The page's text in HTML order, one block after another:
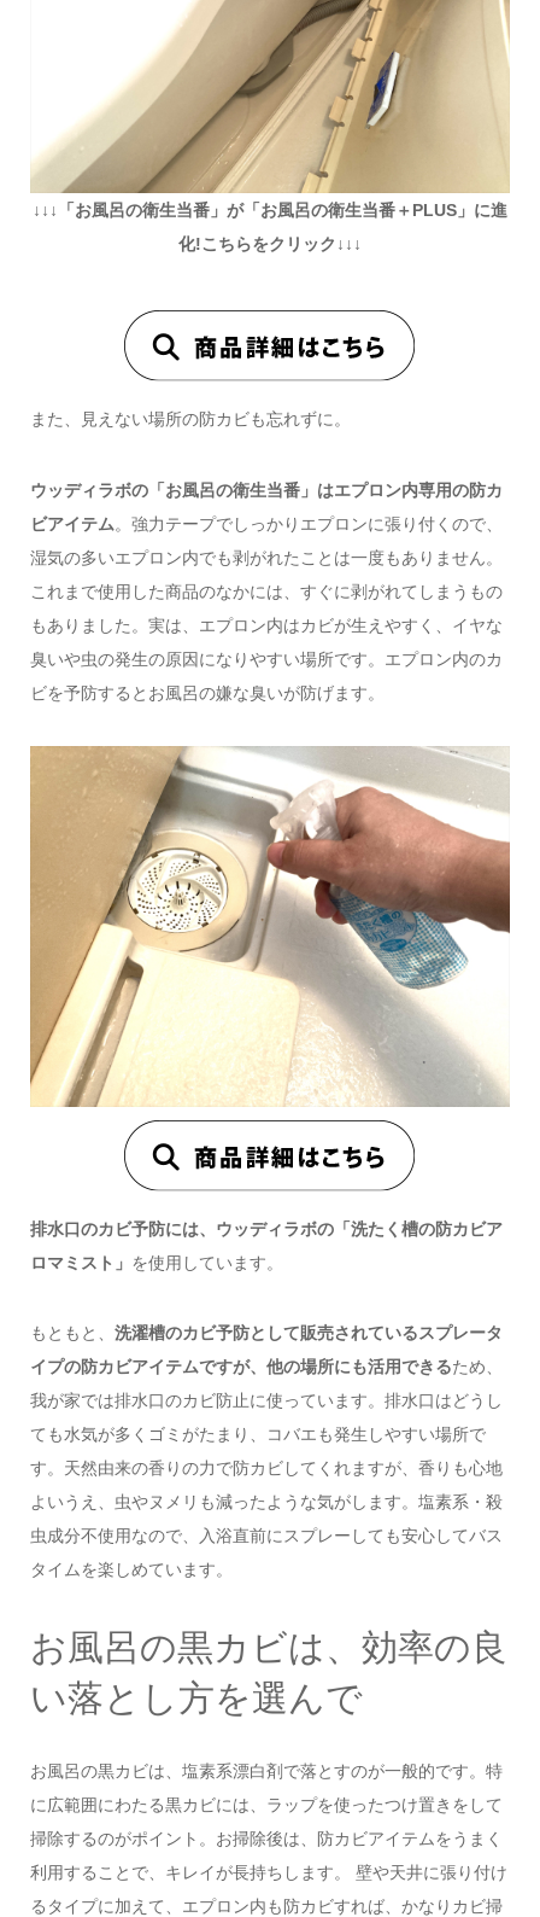
↓↓↓「お風呂の衛生当番」が「 お風呂の衛生当番＋PLUS」に進
化!こちらをクリック↓↓↓
また、見えない場所の防カビも忘れずに。
ウッディラボの「お風呂の衛生当番」はエプロン内専用の防カ
ビアイテム。強力テープでしっかりエプロンに張り付くので、
湿気の多いエプロン内でも剥がれたことは一度もありません。
これまで使用した商品のなかには、すぐに剥がれてしまうもの
もありました。実は、エプロン内はカビが生えやすく、イヤな
臭いや虫の発生の原因になりやすい場所です。エプロン内のカ
ビを予防するとお風呂の嫌な臭いが防げます。
排水口のカビ予防には、ウッディラボの「洗たく槽の防カビア
ロマミスト」 を使用しています。
もともと、 洗濯槽のカビ予防として販売されているスプレータ
イプの防カビアイテムですが、他の場所にも活用できるため、
我が家では排水口のカビ防止に使っています。排水口はどうし
ても水気が多くゴミがたまり、コバエも発生しやすい場所で
す。天然由来の香りの力で防カビしてくれますが、香りも心地
よいうえ、虫やヌメリも減ったような気がします。塩素系・殺
虫成分不使用なので、入浴直前にスプレーしても安心してバス
タイムを楽しめています。
お風呂の黒カビは、効率の良
い落とし方を選んで
お風呂の黒カビは、塩素系漂白剤で落とすのが一般的です。特
に広範囲にわたる黒カビには、ラップを使ったつけ置きをして
掃除するのがポイント。お掃除後は、防カビアイテムをうまく
利用することで、キレイが長持ちします。 壁や天井に張り付け
るタイプに加えて、エプロン内も防カビすれば、かなりカビ掃